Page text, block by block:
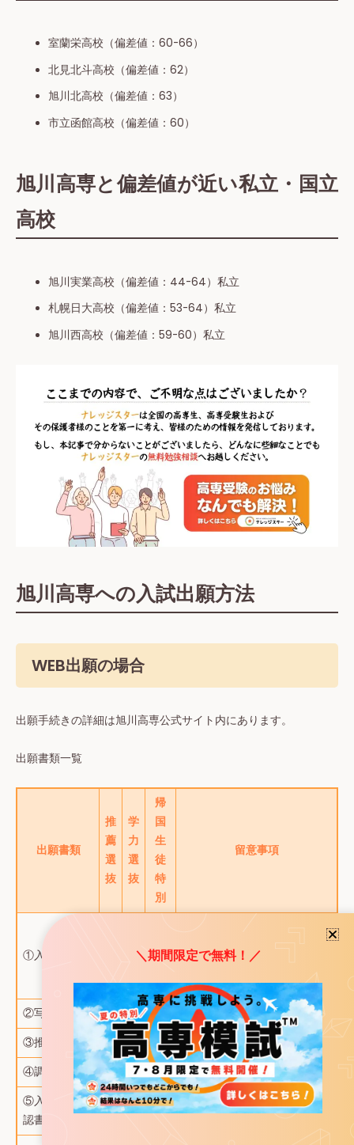
室蘭栄高校（偏差値：60-66）
北見北斗高校（偏差値：62）
旭川北高校（偏差値：63）
市立函館高校（偏差値：60）
旭川高専と偏差値が近い私立・国立
高校
旭川実業高校（偏差値：44-64）私⽴
札幌日大高校（偏差値：53-64）私⽴
旭川西高校（偏差値：59-60）私⽴
旭川高専への入試出願方法
WEB出願の場合
出願手続きの詳細は旭川高専公式サイト内にあります。
出願書類一覧
出願書類
推
薦
選
抜
学
力
選
抜
帰
国
生
徒
特
別
留意事項
①入学願書 〇 〇
学科（旭川高専の4学科から
選択）を指定することが可
能。
②写真票
〇 〇
〇
③推薦書
〇 ― ―
学校長記入。
④調査書
〇 〇 〇
学校長記入。
⑤入学意思確
認書
― 〇 ―
出願者記入 北海道複数高専志
＼期間限定で無料！／